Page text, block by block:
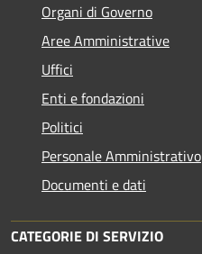
Organi di Governo
Aree Amministrative
Uffici
Enti e fondazioni
Politici
Personale Amministrativo
Documenti e dati
CATEGORIE DI SERVIZIO